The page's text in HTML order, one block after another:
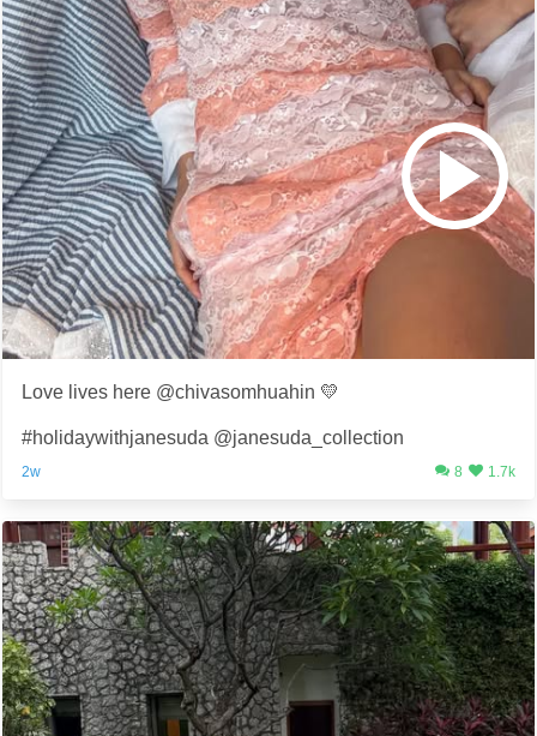
Love lives here @chivasomhuahin 💛
#holidaywithjanesuda @janesuda_collection
2w 8 1.7k